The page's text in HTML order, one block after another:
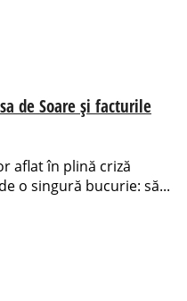
de Soare și facturile
aflat în plină criză
o singură bucurie: să...